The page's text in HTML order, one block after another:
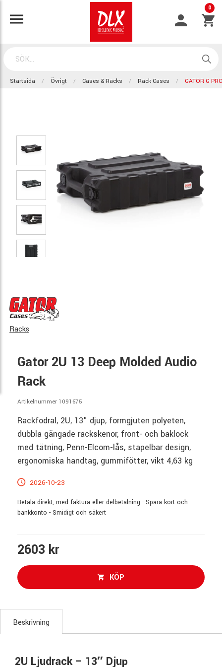
0
Startsida Övrigt Cases & Racks Rack Cases GATOR G
Racks
Gator 2U 13 Deep Molded Audio
Rack
Artikelnummer 1091675
Rackfodral, 2U, 13" djup, formgjuten polyeten,
dubbla gängade rackskenor, front- och baklock
med tätning, Penn-Elcom-lås, stapelbar design,
ergonomiska handtag, gummifötter, vikt 4,63 kg
2026-10-23
Betala direkt, med faktura eller delbetalning - Spara kort och
bankkonto - Smidigt och säkert
2603 kr
KÖP
Beskrivning
2U Ljudrack – 13″ Djup